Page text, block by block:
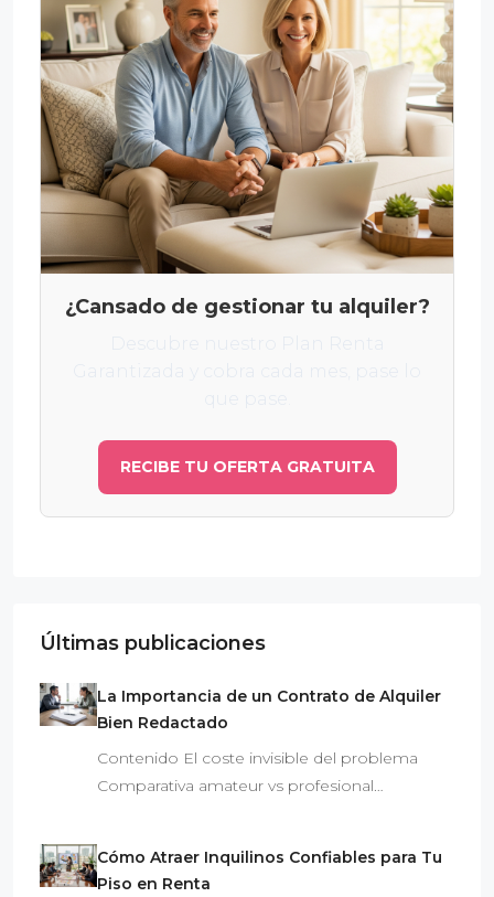
¿Cansado de gestionar tu alquiler?
RECIBE TU OFERTA GRATUITA
Últimas publicaciones
La Importancia de un Contrato de Alquiler
Bien Redactado
Contenido El coste invisible del problema
Comparativa amateur vs profesional…
Cómo Atraer Inquilinos Confiables para Tu
Piso en Renta